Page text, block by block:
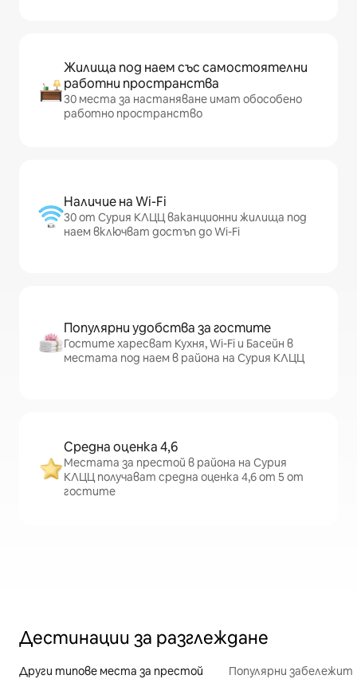
Жилища под наем със самостоятелни
работни пространства
30 места за настаняване имат обособено
работно пространство
Наличие на Wi-Fi
30 от Сурия КЛЦЦ ваканционни жилища под
наем включват достъп до Wi-Fi
Популярни удобства за гостите
Гостите харесват Кухня, Wi-Fi и Басейн в
местата под наем в района на Сурия КЛЦЦ
Средна оценка 4,6
Местата за престой в района на Сурия
КЛЦЦ получават средна оценка 4,6 от 5 от
гостите
Дестинации за разглеждане
Други типове места за престой Популярни